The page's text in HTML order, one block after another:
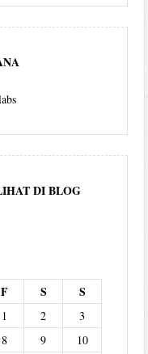
DI BLOG
F S S
1 2
3
8 9
10